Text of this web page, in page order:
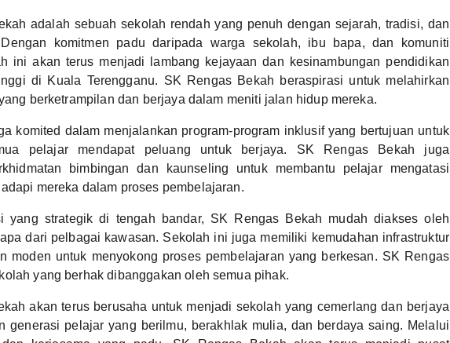
adalah sebuah sekolah rendah yang penuh dengan sejarah, tradisi, dan
Dengan komitmen padu daripada warga sekolah, ibu bapa, dan komuniti
ini akan terus menjadi lambang kejayaan dan kesinambungan pendidikan
di Kuala Terengganu. SK Rengas Bekah beraspirasi untuk melahirkan
berketrampilan dan berjaya dalam meniti jalan hidup mereka.
komited dalam menjalankan program-program inklusif yang bertujuan untuk
pelajar mendapat peluang untuk berjaya. SK Rengas Bekah juga
bimbingan dan kaunseling untuk membantu pelajar mengatasi
mereka dalam proses pembelajaran.
yang strategik di tengah bandar, SK Rengas Bekah mudah diakses oleh
dari pelbagai kawasan. Sekolah ini juga memiliki kemudahan infrastruktur
moden untuk menyokong proses pembelajaran yang berkesan. SK Rengas
yang berhak dibanggakan oleh semua pihak.
akan terus berusaha untuk menjadi sekolah yang cemerlang dan berjaya
generasi pelajar yang berilmu, berakhlak mulia, dan berdaya saing. Melalui